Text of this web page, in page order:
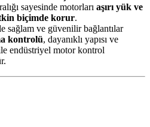
sayesinde motorları aşırı yük ve
biçimde korur.
sağlam ve güvenilir bağlantılar
kontrolü, dayanıklı yapısı ve
endüstriyel motor kontrol